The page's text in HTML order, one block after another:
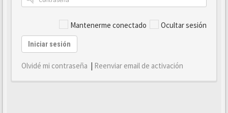
Mantenerme conectado Ocultar sesión
Iniciar sesión
Olvidé mi contraseña | Reenviar email de activación